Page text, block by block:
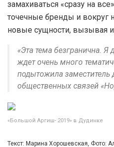
замахиваться «сразу на
точечные бренды и вокруг
новые сущности, вызывая
«Эта тема безгранична.
ждет очень много
подытожила заместитель
общественных связей
«Большой Аргиш- 2019» в Дудинке
Текст: Марина Хорошевская, Фото: